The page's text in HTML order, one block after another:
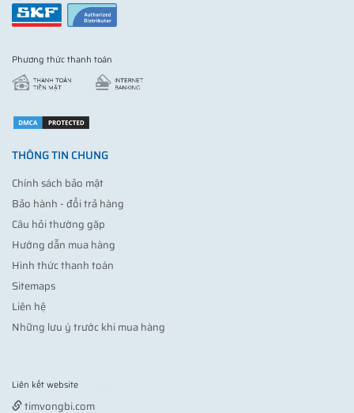
Phương thức thanh toán
THÔNG TIN CHUNG
Chính sách bảo mật
Bảo hành - đổi trả hàng
Câu hỏi thường gặp
Hướng dẫn mua hàng
Hình thức thanh toán
Sitemaps
Liên hệ
Những lưu ý trước khi mua hàng
Liên kết website
timvongbi.com